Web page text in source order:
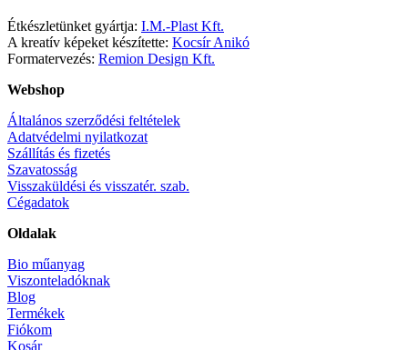
Étkészletünket gyártja: I.M.-Plast Kft.
A kreatív képeket készítette: Kocsír Anikó
Formatervezés: Remion Design Kft.
Webshop
Általános szerződési feltételek
Adatvédelmi nyilatkozat
Szállítás és fizetés
Szavatosság
Visszaküldési és visszatér. szab.
Cégadatok
Oldalak
Bio műanyag
Viszonteladóknak
Blog
Termékek
Fiókom
Kosár